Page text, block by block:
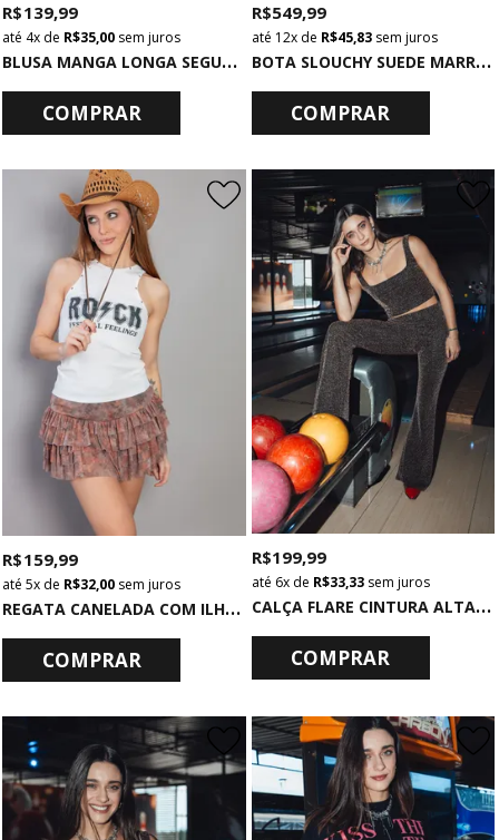
B
LUSA MANGA LONGA SEGUNDA PELE DE TULE PRETO
R$ 139,99
4x de R$ 35,00 sem juros
COMPRAR
B
OTA SLOUCHY SUEDE MARROM
R$ 549,99
12xde R$ 45,83sem juros
COMPRAR
R
EGATA CANELADA COM ILHOSES OFF WHITE ROCK
R$ 159,99
5x de R$ 32,00 sem juros
COMPRAR
C
ALÇA FLARE CINTURA ALTA PRETA COM LUREX MULTICOLORIDO
R$ 199,99
6xde R$ 33,33sem juros
COMPRAR